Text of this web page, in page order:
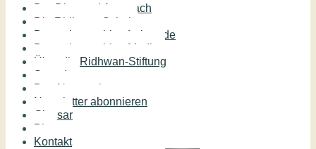
Der Diamond Approach
Die Ridhwan Schule
Deutschsprachige Lehrende
Deutschsprachige Medien
Über die Ridhwan-Stiftung
Spenden
Das Netzwerk
Newsletter abonnieren
Glossar
Blog
Kontakt